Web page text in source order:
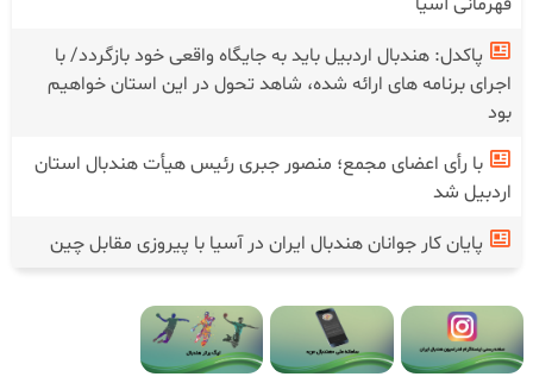
پاکدل: هندبال اردبیل باید به جایگاه واقعی خود بازگردد/ با
اجرای برنامه های ارائه شده، شاهد تحول در این استان خواهیم
بود
با رأی اعضای مجمع؛ منصور جبری رئیس هیأت هندبال استان
اردبیل شد
پایان کار جوانان هندبال ایران در آسیا با پیروزی مقابل چین